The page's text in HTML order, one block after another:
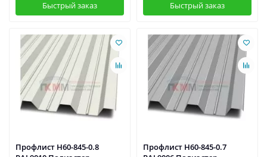
Быстрый заказ Быстрый заказ
Профлист Н60-845-0.8
Профлист Н60-845-0.7